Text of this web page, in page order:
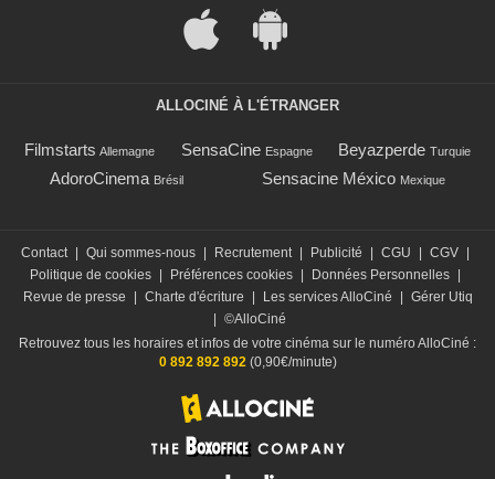
ALLOCINÉ À L'ÉTRANGER
Filmstarts Allemagne SensaCine Espagne Beyazperde Turquie
AdoroCinema Brésil Sensacine México Mexique
Contact | Qui sommes-nous | Recrutement | Publicité | CGU | CGV |
Politique de cookies | Préférences cookies | Données Personnelles |
Revue de presse
| Charte d'écriture | Les services AlloCiné | Gérer Utiq
| ©AlloCiné
Retrouvez tous les horaires et infos de votre cinéma sur le numéro AlloCiné :
0 892 892 892 (0,90€/minute)